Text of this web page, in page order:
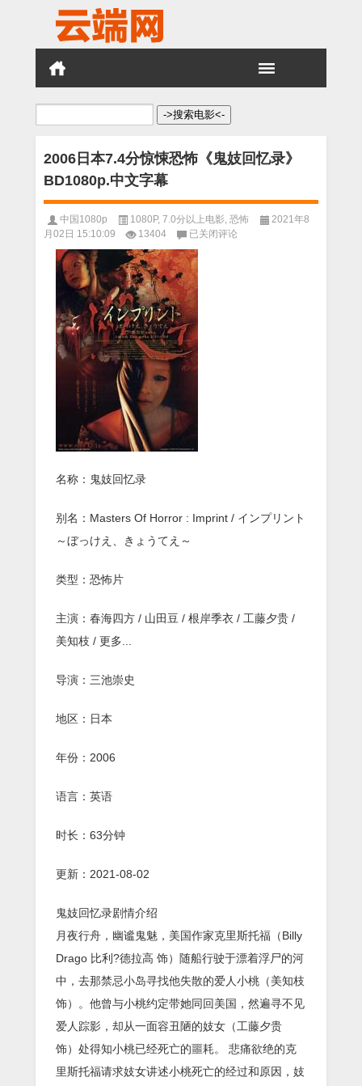
搜
2006日本7.4分惊悚恐怖《鬼妓回忆录》
BD1080p.中文字幕
中国1080p 1080P, 7.0分以上电影 恐怖
2021年8
月02日 15:10:09
13404
2006
日
本
7.4
分
惊
悚
恐
怖
《鬼
中
已关闭评论
名称：鬼妓回忆录
别名：Masters Of Horror : Imprint / インプリント
～ぼっけえ、きょうてえ～
类型：恐怖片
主演：春海四方 / 山田豆 / 根岸季衣 / 工藤夕贵 /
美知枝 / 更多...
导演：三池崇史
地区：日本
年份：2006
语言：英语
时长：63分钟
更新：2021-08-02
鬼妓回忆录剧情介绍
月夜行舟，幽谧鬼魅，美国作家克里斯托福（Billy
Drago 比利?德拉高 饰）随船行驶于漂着浮尸的河
中，去那禁忌小岛寻找他失散的爱人小桃（美知枝
饰）。他曾与小桃约定带她同回美国，然遍寻不见
爱人踪影，却从一面容丑陋的妓女（工藤夕贵
饰）处得知小桃已经死亡的噩耗。 悲痛欲绝的克
里斯托福请求妓女讲述小桃死亡的经过和原因，妓